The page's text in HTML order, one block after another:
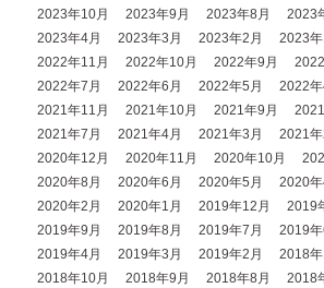
2023年10月
2023年9月 2023年8月 2023
2023年4月
2023年3月 2023年2月 2023年
2022年11月
2022年10月 2022年9月
2022年7月
2022年6月 2022年5月 2022年
2021年11月
2021年10月 2021年9月
2021年7月
2021年4月 2021年3月 2021年
2020年12月
2020年11月 2020年10月
2020年8月
2020年6月 2020年5月 2020年
2020年2月
2020年1月 2019年12月
2019
2019年9月
2019年8月 2019年7月 2019年
2019年4月
2019年3月 2019年2月
2018年
2018年10月
2018年9月 2018年8月 2018